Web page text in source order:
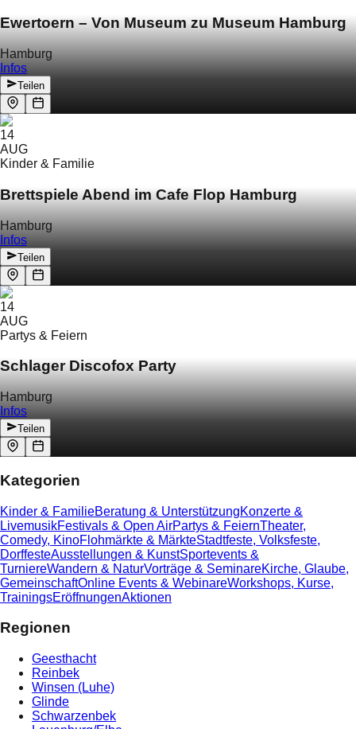
Ewertoern – Von Museum zu Museum Hamburg
Hamburg
Infos
Teilen
14
AUG
Kinder & Familie
Brettspiele Abend im Cafe Flop Hamburg
Hamburg
Infos
Teilen
14
AUG
Partys & Feiern
Schlager Discofox Party
Hamburg
Infos
Teilen
Kategorien
Kinder & FamilieBeratung & UnterstützungKonzerte &
LivemusikFestivals & Open AirPartys & FeiernTheater,
Comedy, KinoFlohmärkte & MärkteStadtfeste, Volksfeste,
DorffesteAusstellungen & KunstSportevents &
TurniereWandern & NaturVorträge & SeminareKirche, Glaube,
GemeinschaftOnline Events & WebinareWorkshops, Kurse,
TrainingsEröffnungenAktionen
Regionen
Geesthacht
Reinbek
Winsen (Luhe)
Glinde
Schwarzenbek